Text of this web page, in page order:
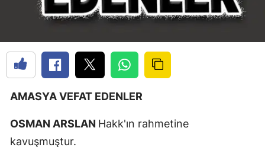
AMASYA VEFAT EDENLER
OSMAN ARSLAN Hakk'ın rahmetine
kavuşmuştur.